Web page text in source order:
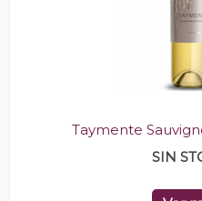
Taymente
SIN